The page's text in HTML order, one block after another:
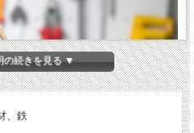
の続きを見る ▼
、鉄